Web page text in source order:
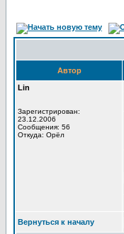
Автор
Lin
Зарегистрирован:
23.12.2006
Сообщения: 56
Откуда: Орёл
Вернуться к началу